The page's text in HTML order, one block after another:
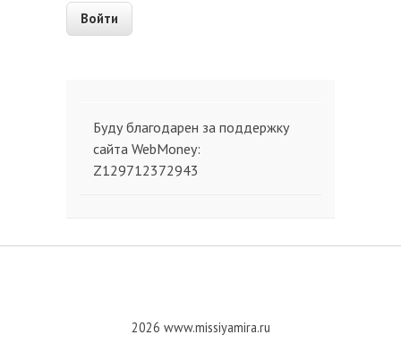
Буду благодарен за поддержку
сайта WebMoney:
Z129712372943
2026 www.missiyamira.ru